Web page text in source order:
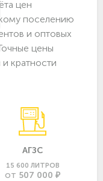
цен
поселению
и оптовых
цены
кратности
АГЗС
15 600 ЛИТРОВ
ОТ 507 000 ₽